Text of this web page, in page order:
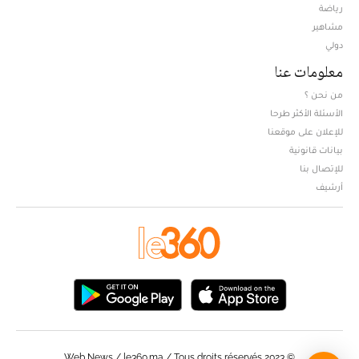
رياضة
مشاهير
دولي
معلومات عنا
من نحن ؟
الأسئلة الأكثر طرحا
للإعلان على موقعنا
بيانات قانونية
للإتصال بنا
أرشيف